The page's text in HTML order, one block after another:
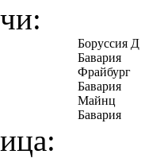
Боруссия Д
Бавария
Фрайбург
Бавария
Майнц
Бавария